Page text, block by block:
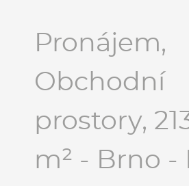
Pronájem,
Obchodní
prostory,
m² - Brno -